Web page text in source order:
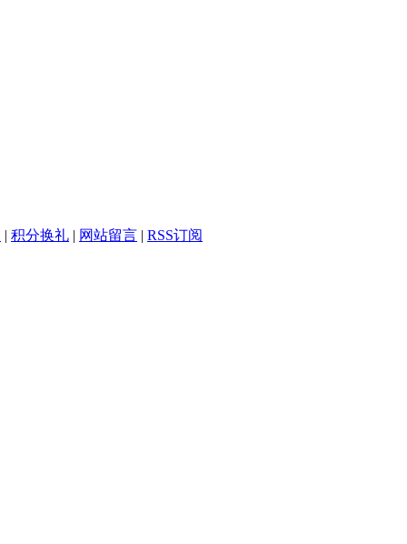
| 积分换礼 | 网站留言 | RSS订阅